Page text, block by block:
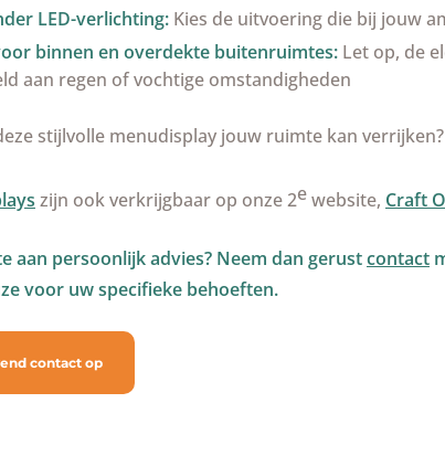
LED-verlichting: Kies de uitvoering die bij jouw
binnen en overdekte buitenruimtes: Let op, de
aan regen of vochtige omstandigheden
stijlvolle menudisplay jouw ruimte kan verrijken?
zijn ook verkrijgbaar op onze 2ewebsite, Craft
aan persoonlijk advies? Neem dan gerustcontact
voor uw specifieke behoeften.
contact op